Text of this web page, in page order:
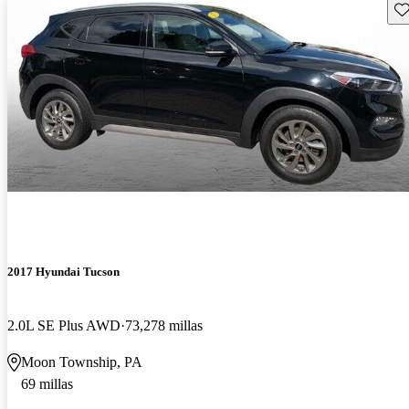
2017 Hyundai Tucson
2.0L SE Plus AWD 73,278 millas
Moon Township, PA
69 millas